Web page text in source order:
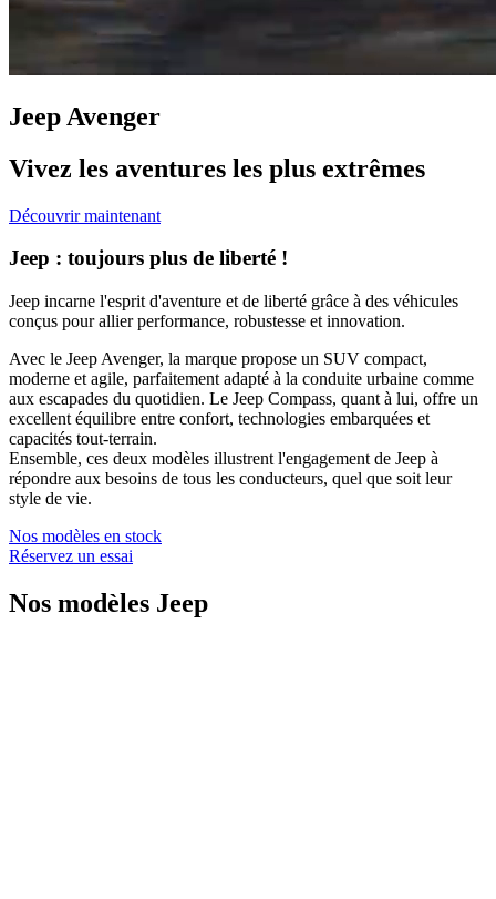
Jeep Avenger
Vivez les aventures les plus extrêmes
Découvrir maintenant
Jeep : toujours plus de liberté !
Jeep incarne l'esprit d'aventure et de liberté grâce à des véhicules
conçus pour allier performance, robustesse et innovation.
Avec le Jeep Avenger, la marque propose un SUV compact,
moderne et agile, parfaitement adapté à la conduite urbaine comme
aux escapades du quotidien. Le Jeep Compass, quant à lui, offre un
excellent équilibre entre confort, technologies embarquées et
capacités tout-terrain.
Ensemble, ces deux modèles illustrent l'engagement de Jeep à
répondre aux besoins de tous les conducteurs, quel que soit leur
style de vie.
Nos modèles en stock
Réservez un essai
Nos modèles Jeep